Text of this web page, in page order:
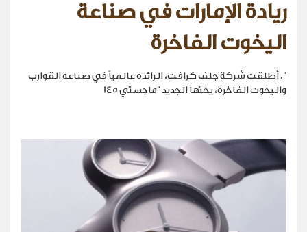
ريادة الإمارات في صناعة
اليخوت الفاخرة
". أطلقت شركة جلف كرافت، الرائدة عالمياً في صناعة القوارب
واليخوت الفاخرة، يختها الجديد "ماجستي 145